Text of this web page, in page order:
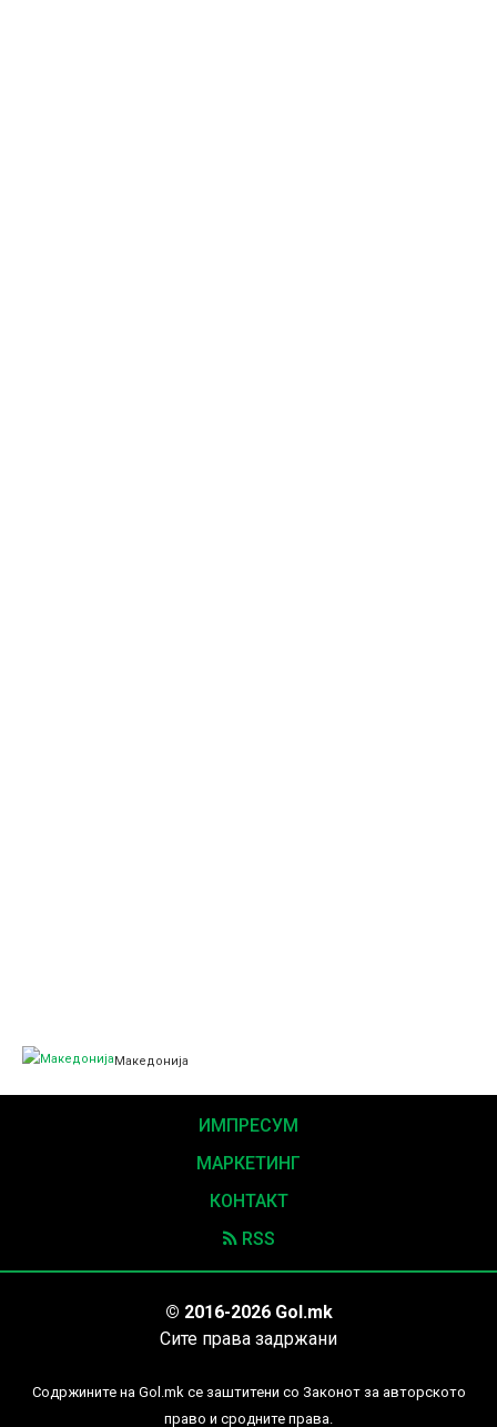
Македонија
ИМПРЕСУМ
МАРКЕТИНГ
КОНТАКТ
RSS
© 2016-2026 Gol.mk
Сите права задржани
Содржините на Gol.mk се заштитени со Законот за авторското
право и сродните права.